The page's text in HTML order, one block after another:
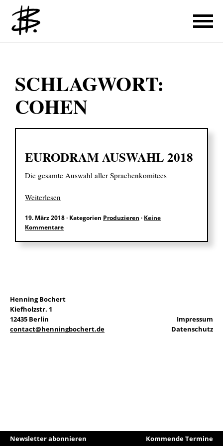
Schreiben
Referenzen
Produzieren
Übersetzen
Referenzen
Über mich
Suchen
SCHLAGWORT:
COHEN
EURODRAM AUSWAHL 2018
Die gesamte Auswahl aller Sprachenkomitees
Weiterlesen
19. März 2018· Kategorien Produzieren · Keine
Kommentare
Henning Bochert
Kiefholzstr. 1
12435 Berlin
contact@henningbochert.de
Impressum
Datenschutz
Newsletter abonnieren Kommende Termine